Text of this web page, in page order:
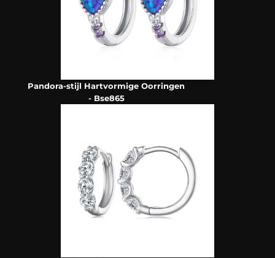
Pandora-stijl Hartvormige Oorringen
- Bse865